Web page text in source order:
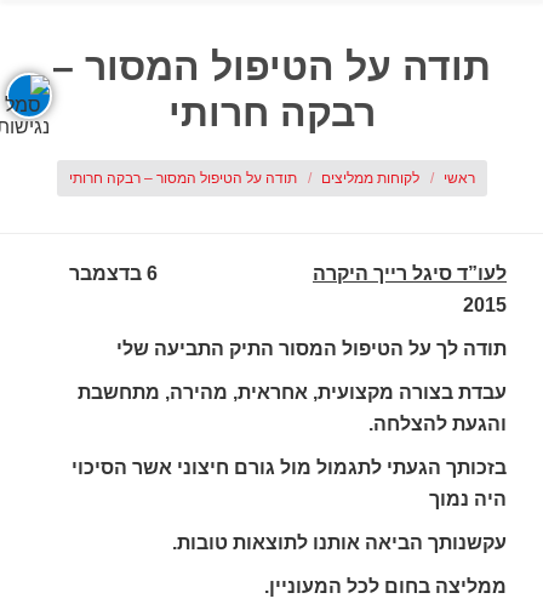
תודה על הטיפול המסור –
רבקה חרותי
אתה כאן:
ראשי לקוחות ממליצים תודה על הטיפול המסור – רבקה חרותי
לעו”ד סיגל רייך היקרה
6 בדצמבר
2015
תודה לך על הטיפול המסור התיק התביעה שלי
עבדת בצורה מקצועית, אחראית, מהירה, מתחשבת
והגעת להצלחה.
בזכותך הגעתי לתגמול מול גורם חיצוני אשר הסיכוי
היה נמוך
עקשנותך הביאה אותנו לתוצאות טובות.
ממליצה בחום לכל המעוניין.